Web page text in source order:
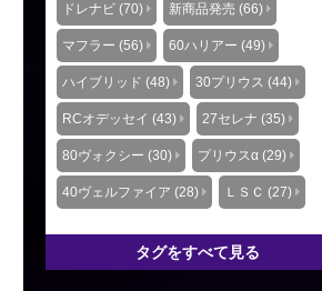
ドレナビ (70) 新商品発売 (66)
マフラー (56) 60ハリアー (49)
ハイブリッド (48) 30プリウス (44)
RCオデッセイ (43) 27セレナ (35)
80ヴォクシー (30) プリウスα (29)
40ヴェルファイア (28) ＬＳＣ (27)
タグをすべて見る